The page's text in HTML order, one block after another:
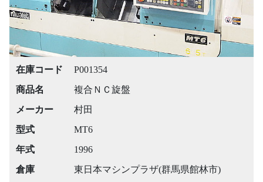
在庫コード
P001354
商品名
複合ＮＣ旋盤
メーカー
村田
型式
MT6
年式
1996
倉庫
東日本マシンプラザ(群馬県館林市)